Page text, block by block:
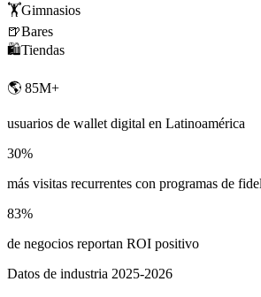
🏋️Gimnasios
🍺Bares
🛍️Tiendas
🌎 85M+
usuarios de wallet digital en Latinoamérica
30%
más visitas recurrentes con programas de
83%
de negocios reportan ROI positivo
Datos de industria 2025-2026